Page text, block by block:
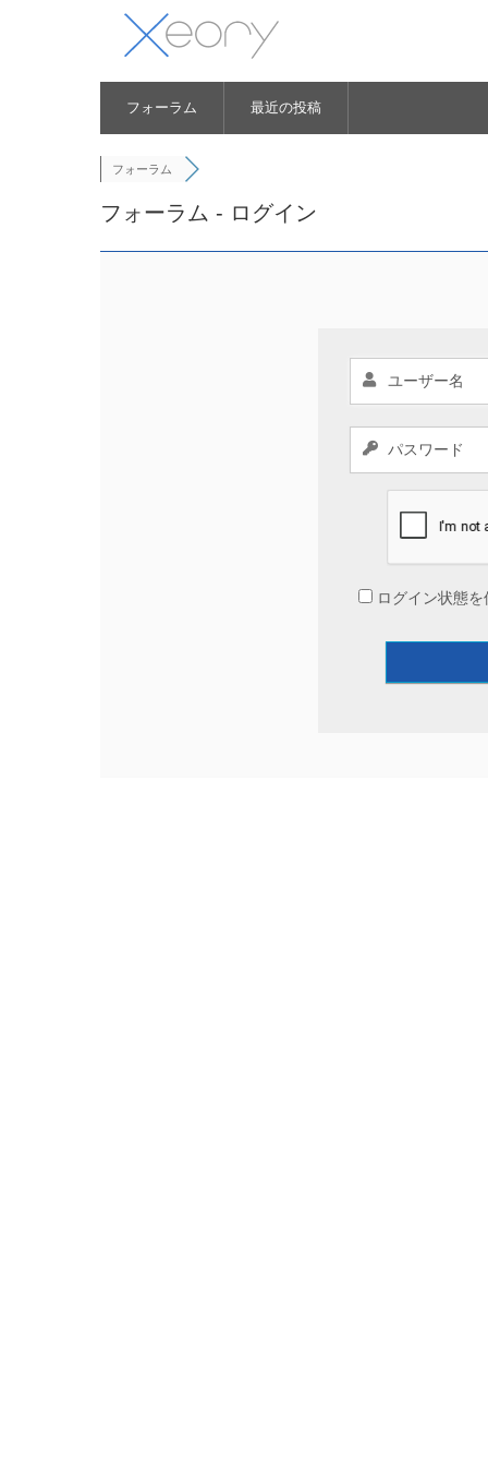
フォーラム 最近の投稿
フォーラム
フォーラム - ログイン
ログイン状態